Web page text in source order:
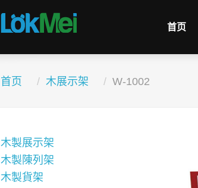
首页
首页 木展示架 W-1002
木製展示架
木製陳列架
木製貨架